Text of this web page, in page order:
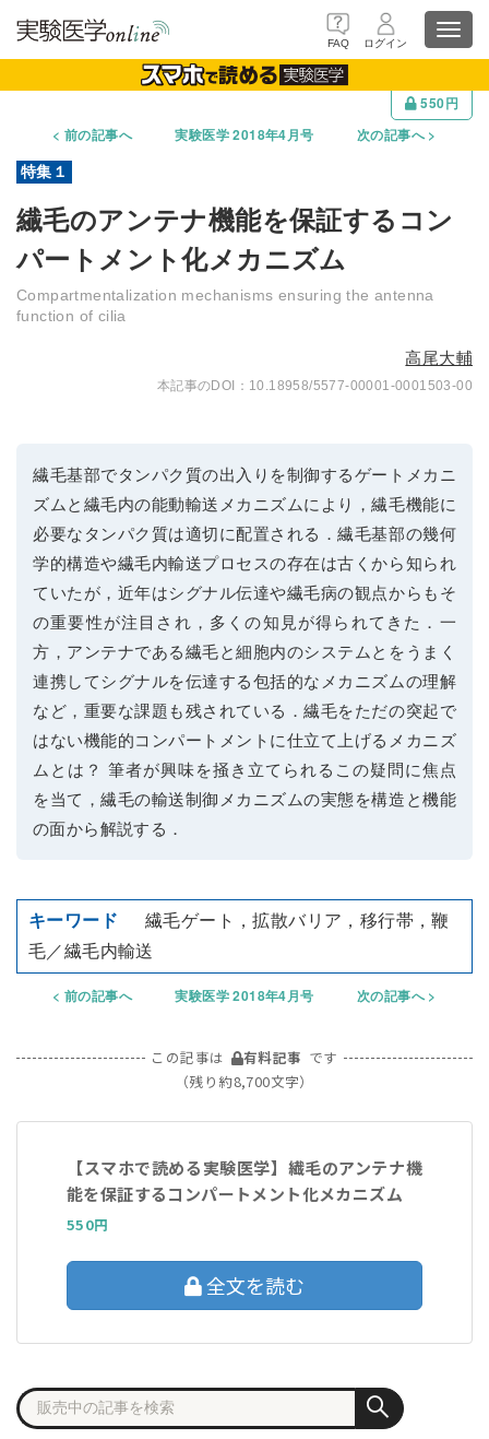
FAQ ログイン
550円
前の記事へ
実験医学 2018年4月号 次の記事へ
繊毛のアンテナ機能を保証するコン
パートメント化メカニズム
Compartmentalization mechanisms ensuring the antenna
function of cilia
高尾大輔
10.18958/5577-00001-0001503-00
繊毛基部でタンパク質の出入りを制御するゲートメカニ
ズムと繊毛内の能動輸送メカニズムにより，繊毛機能に
必要なタンパク質は適切に配置される．繊毛基部の幾何
学的構造や繊毛内輸送プロセスの存在は古くから知られ
ていたが，近年はシグナル伝達や繊毛病の観点からもそ
の重要性が注目され，多くの知見が得られてきた．一
方，アンテナである繊毛と細胞内のシステムとをうまく
連携してシグナルを伝達する包括的なメカニズムの理解
など，重要な課題も残されている．繊毛をただの突起で
はない機能的コンパートメントに仕立て上げるメカニズ
ムとは？ 筆者が興味を掻き立てられるこの疑問に焦点
を当て，繊毛の輸送制御メカニズムの実態を構造と機能
の面から解説する．
繊毛ゲート，拡散バリア，移行帯，鞭
毛／繊毛内輸送
前の記事へ 実験医学 2018年4月号 次の記事へ
この記事は 有料記事 です
（残り約8,700文字）
【スマホで読める実験医学】繊毛のアンテナ機
能を保証するコンパートメント化メカニズム
550円
全文を読む